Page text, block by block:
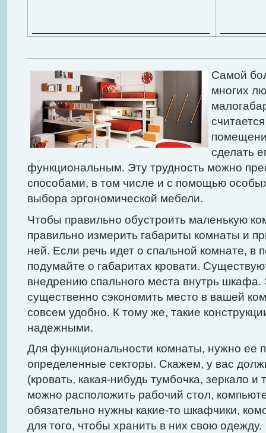
Самой
многих
сделать
функциональным. Эту трудность можно
способами, в том числе и с помощью
выбора эргономической мебели.
Чтобы правильно обустроить маленькую
правильно измерить габариты комнаты и
ней. Если речь идет о спальной комнате, в
подумайте о габаритах кровати.
внедрению спального места внутрь шкафа.
существенно сэкономить место в вашей
совсем удобно. К тому же, такие
надежными.
Для функциональности комнаты, нужно ее
определенные секторы. Скажем, у вас
(кровать, какая-нибудь тумбочка, зеркало и
можно расположить рабочий стол,
обязательно нужны какие-то шкафчики,
для того, чтобы хранить в них свою одежду.